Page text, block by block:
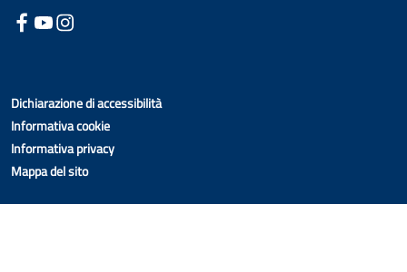
Dichiarazione di accessibilità
Informativa cookie
Informativa privacy
Mappa del sito